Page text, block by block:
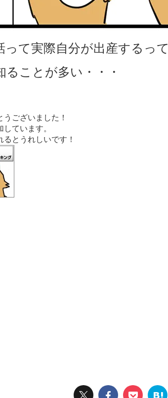
って実際自分が出産するって
ことが多い・・・
ございました！
ています。
とうれしいです！